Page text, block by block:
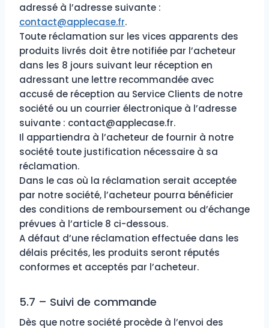
adressé à l’adresse suivante :
contact@applecase.fr.
Toute réclamation sur les vices apparents des
produits livrés doit être notifiée par l’acheteur
dans les 8 jours suivant leur réception en
adressant une lettre recommandée avec
accusé de réception au Service Clients de notre
société ou un courrier électronique à l’adresse
suivante : contact@applecase.fr.
Il appartiendra à l’acheteur de fournir à notre
société toute justification nécessaire à sa
réclamation.
Dans le cas où la réclamation serait acceptée
par notre société, l’acheteur pourra bénéficier
des conditions de remboursement ou d’échange
prévues à l’article 8 ci-dessous.
A défaut d’une réclamation effectuée dans les
délais précités, les produits seront réputés
conformes et acceptés par l’acheteur.
5.7 – Suivi de commande
Dès que notre société procède à l’envoi des